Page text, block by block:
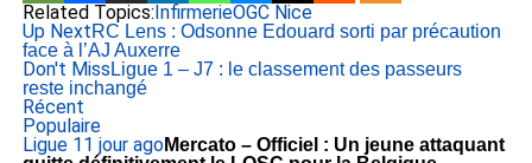
Related Topics:InfirmerieOGC Nice
Up NextRC Lens : Odsonne Edouard sorti par précaution
face à l’AJ Auxerre
Don't Miss Ligue 1 – J7 : le classement des passeurs
reste inchangé
Récent
Populaire
Ligue 11 jour agoMercato – Officiel : Un jeune attaquant